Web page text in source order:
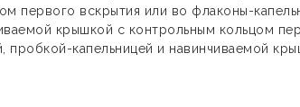
первого вскрытия или во флаконы-
крышкой с контрольным кольцом
пробкой-капельницей и навинчиваемой